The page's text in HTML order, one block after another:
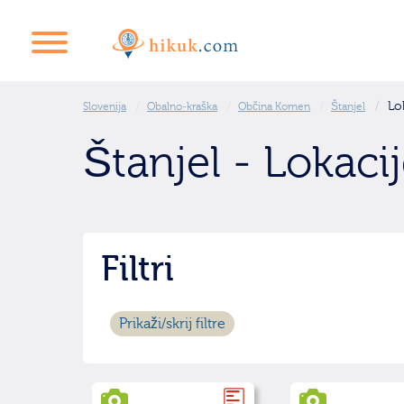
Slovenija Obalno-kraška Občina Komen Štanjel
Štanjel -
Filtri
Prikaži/skrij filtre